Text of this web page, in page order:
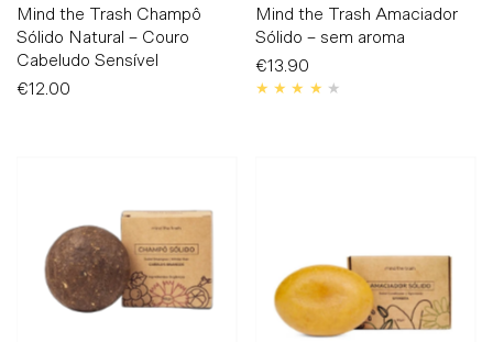
Mind the Trash Champô
Sólido Natural – Couro
Cabeludo Sensível
Preço
€12.00
Mind the Trash Amaciador
Sólido – sem aroma
Preço
Normal
€13.90